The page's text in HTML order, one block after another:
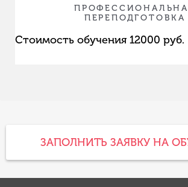
ПЕРЕПОДГОТОВКА
Стоимость обучения 12000 руб.
ЗАПОЛНИТЬ ЗАЯВКУ НА